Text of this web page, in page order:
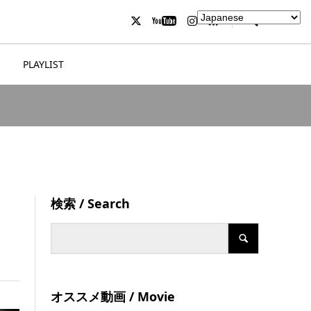
PLAYLIST
検索 / Search
オススメ動画 / Movie